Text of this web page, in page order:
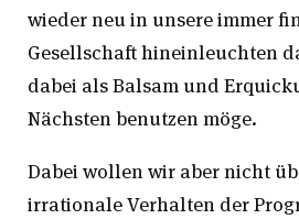
wieder neu in unsere immer
Gesellschaft hineinleuchten
dabei als Balsam und
Nächsten benutzen möge.
Dabei wollen wir aber nicht
irrationale Verhalten der